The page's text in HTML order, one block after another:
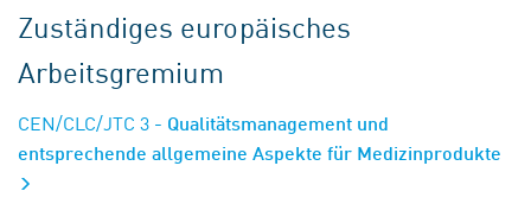
Zuständiges europäisches
Arbeitsgremium
CEN/CLC/JTC 3 - Qualitätsmanagement und
entsprechende allgemeine Aspekte für Medizinprodukte